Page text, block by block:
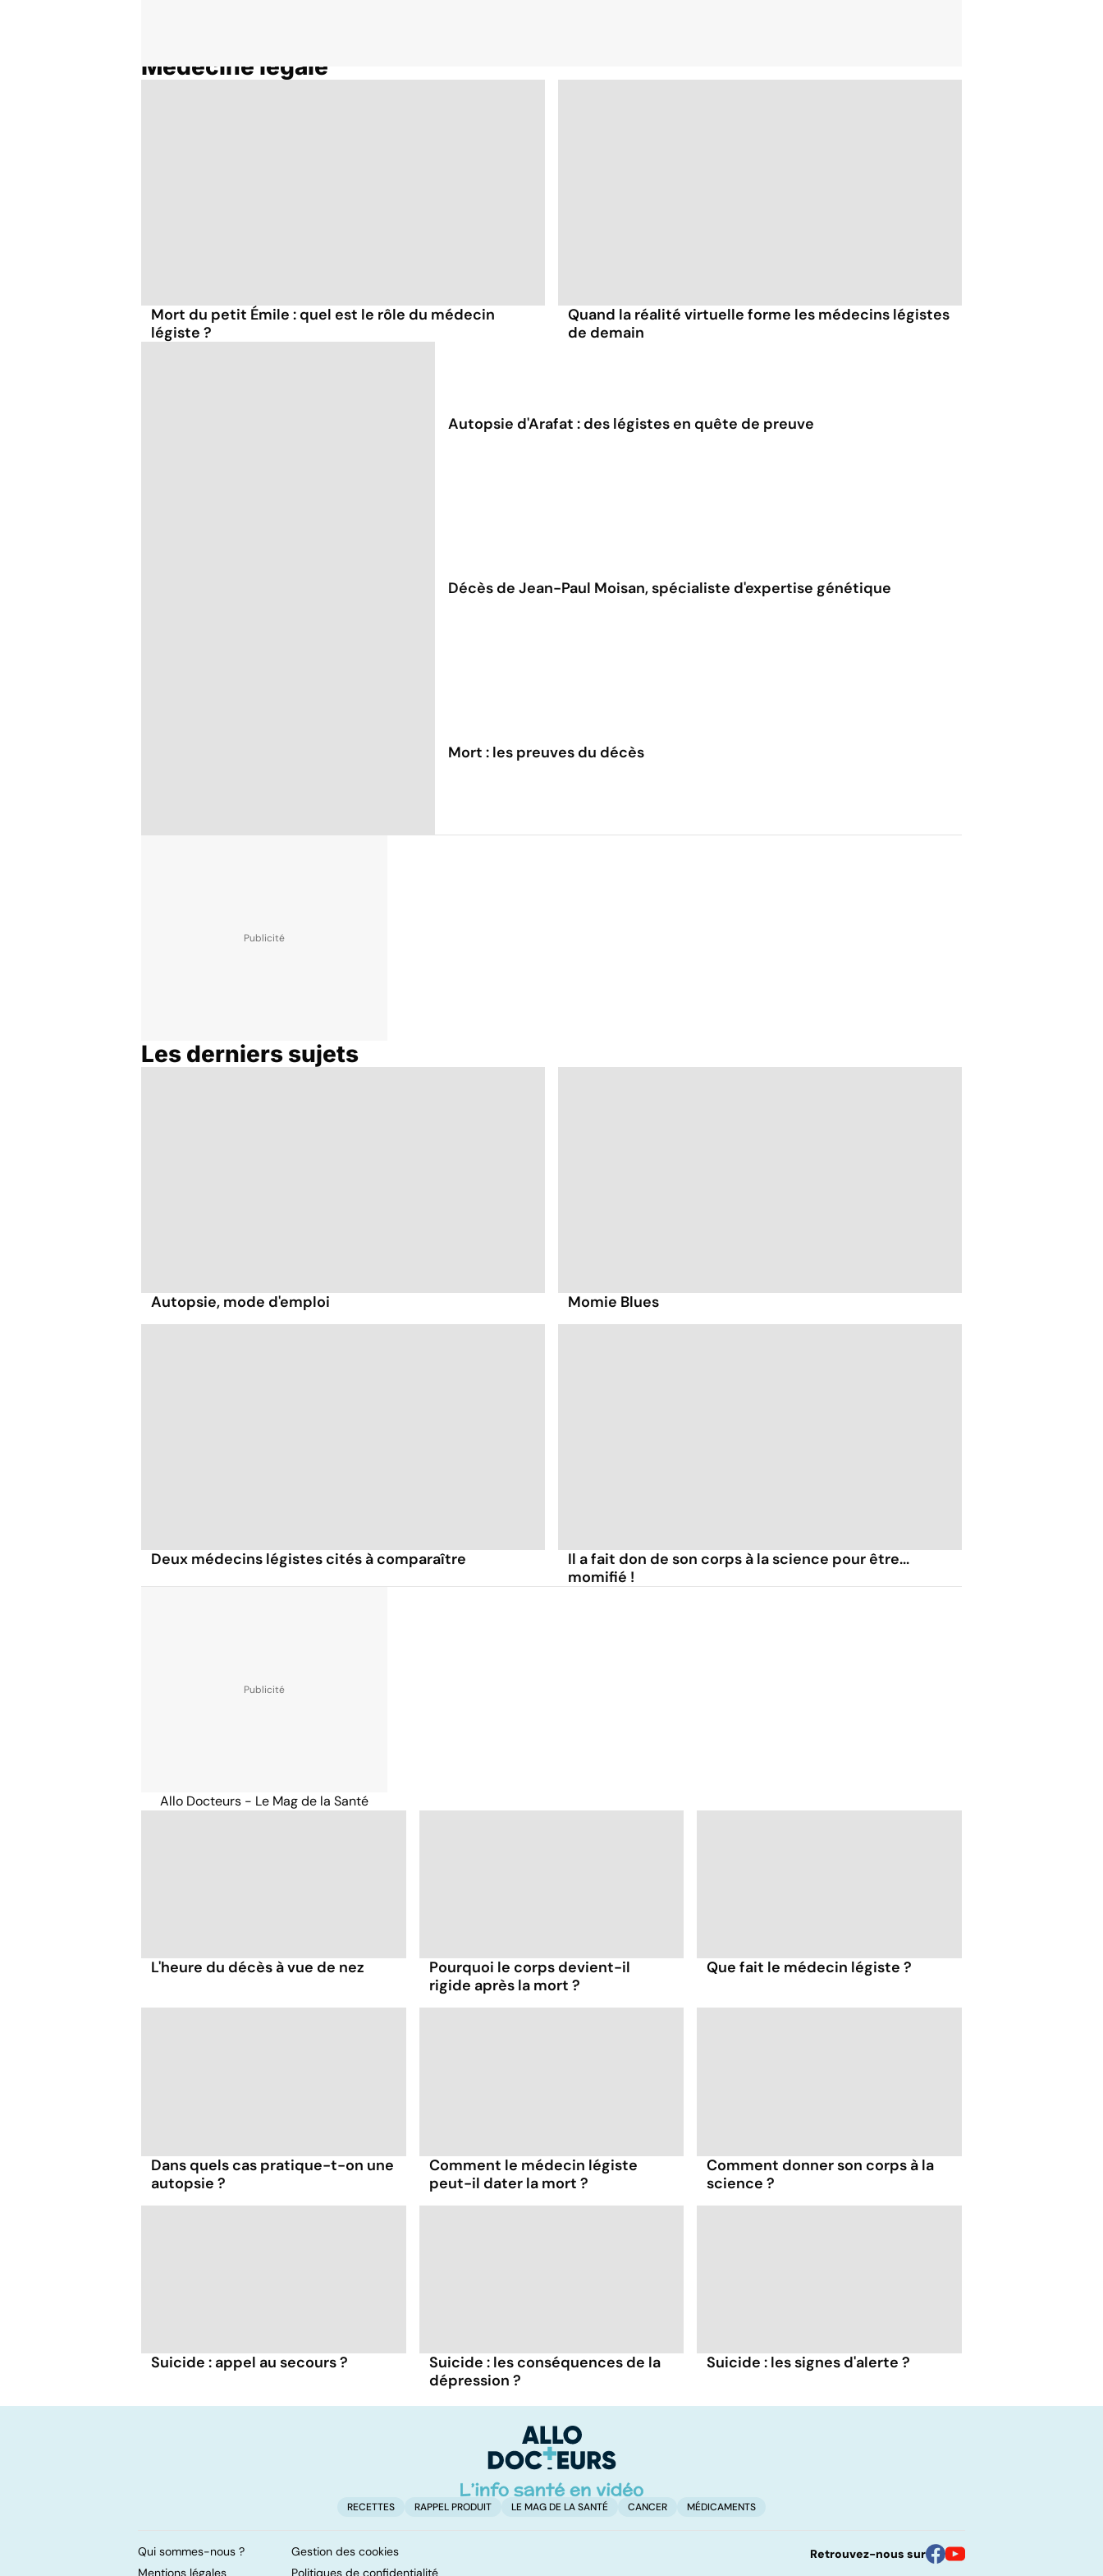
Médecine légale
Mort du petit Émile : quel est le rôle du médecin
légiste ?
Quand la réalité virtuelle forme les médecins légistes
de demain
Autopsie d'Arafat : des légistes en quête de preuve
Décès de Jean-Paul Moisan, spécialiste d'expertise génétique
Mort : les preuves du décès
Les derniers sujets
Autopsie, mode d'emploi Momie Blues
Deux médecins légistes cités à comparaître
Il a fait don de son corps à la science pour être...
momifié !
Allo Docteurs - Le Mag de la Santé
L'heure du décès à vue de nez
Pourquoi le corps devient-il
rigide après la mort ?
Que fait le médecin légiste ?
Dans quels cas pratique-t-on une
autopsie ?
Comment le médecin légiste
peut-il dater la mort ?
Comment donner son corps à la
science ?
Suicide : appel au secours ?
Suicide : les conséquences de la
dépression ?
Suicide : les signes d'alerte ?
RECETTES RAPPEL PRODUIT LE MAG DE LA SANTÉ CANCER MÉDICAMENTS
Qui sommes-nous ?
Gestion des cookies
Mentions légales
Politiques de confidentialité
Retrouvez-nous sur